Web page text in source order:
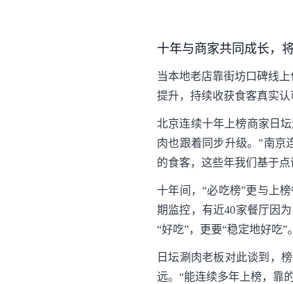
十年与商家共同成长，
当本地老店靠街坊口碑线
提升，持续收获食客真实
北京连续十年上榜商家日
肉也跟着同步升级。”南京
的食客，这些年我们基于
十年间，“必吃榜”更与上
期监控，有近40家餐厅因
“好吃”，更要“稳定地好吃”。
日坛涮肉老板对此谈到，
远。“能连续多年上榜，靠